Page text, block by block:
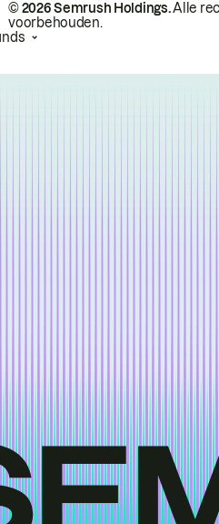
© 2026 Semrush Holdings.Alle
voorbehouden.